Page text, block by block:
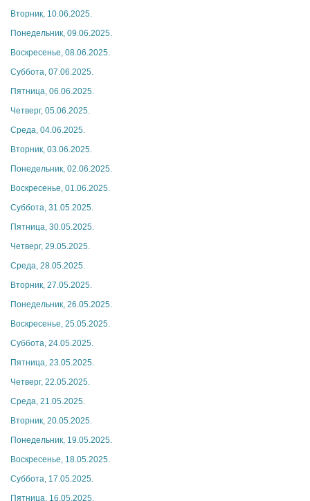
Вторник, 10.06.2025.
Понедельник, 09.06.2025.
Воскресенье, 08.06.2025.
Суббота, 07.06.2025.
Пятница, 06.06.2025.
Четверг, 05.06.2025.
Среда, 04.06.2025.
Вторник, 03.06.2025.
Понедельник, 02.06.2025.
Воскресенье, 01.06.2025.
Суббота, 31.05.2025.
Пятница, 30.05.2025.
Четверг, 29.05.2025.
Среда, 28.05.2025.
Вторник, 27.05.2025.
Понедельник, 26.05.2025.
Воскресенье, 25.05.2025.
Суббота, 24.05.2025.
Пятница, 23.05.2025.
Четверг, 22.05.2025.
Среда, 21.05.2025.
Вторник, 20.05.2025.
Понедельник, 19.05.2025.
Воскресенье, 18.05.2025.
Суббота, 17.05.2025.
Пятница, 16.05.2025.